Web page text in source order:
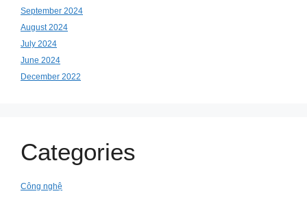
September 2024
August 2024
July 2024
June 2024
December 2022
Categories
Công nghệ